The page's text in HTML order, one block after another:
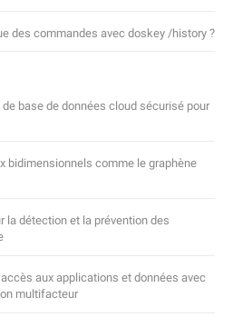
des commandes avec doskey /history ?
base de données cloud sécurisé pour
bidimensionnels comme le graphène
la détection et la prévention des
aux applications et données avec
multifacteur